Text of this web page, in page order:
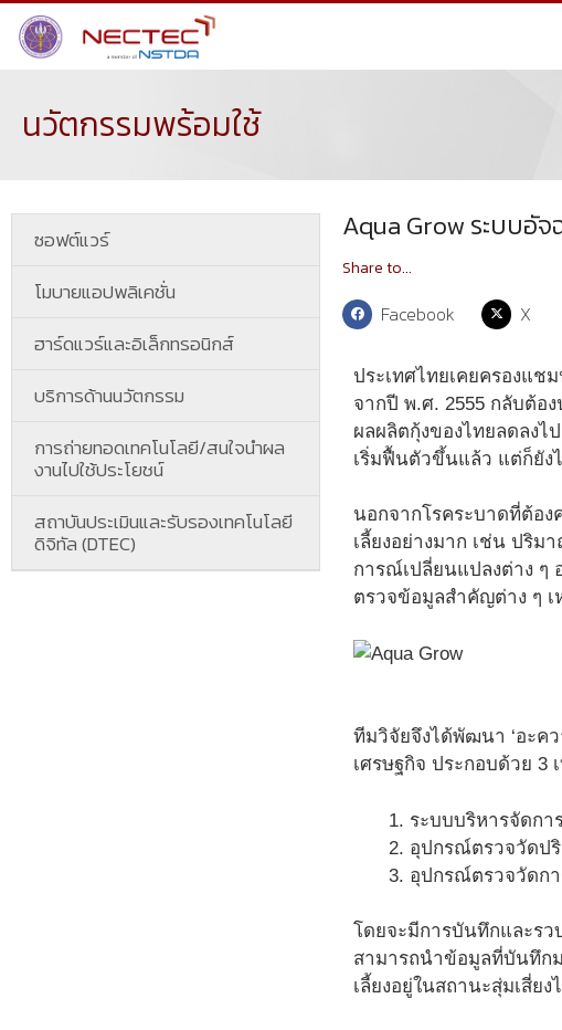
นวัตกรรมพร้อมใช้
ซอฟต์แวร์
โมบายแอปพลิเคชั่น
ฮาร์ดแวร์และอิเล็กทรอนิกส์
บริการด้านนวัตกรรม
การถ่ายทอดเทคโนโลยี/สนใจนำผล
งานไปใช้ประโยชน์
สถาบันประเมินและรับรองเทคโนโลยี
ดิจิทัล (DTEC)
Aqua Grow ระบบอั
Share to...
Facebook X
ประเทศไทยเคยครองแช
จากปี พ.ศ. 2555 กลับต้อ
ผลผลิตกุ้งของไทยลดลงไ
เริ่มฟื้นตัวขึ้นแล้ว แต่ก็ยัง
นอกจากโรคระบาดที่ต้อง
เลี้ยงอย่างมาก เช่น ปริ
การณ์เปลี่ยนแปลงต่าง ๆ
ตรวจข้อมูลสำคัญต่าง ๆ เ
ทีมวิจัยจึงได้พัฒนา ‘อะค
เศรษฐกิจ ประกอบด้วย 3
ระบบบริหารจัดก
อุปกรณ์ตรวจวัดป
อุปกรณ์ตรวจวัดกา
โดยจะมีการบันทึกและรว
สามารถนำข้อมูลที่บันทึกม
เลี้ยงอยู่ในสถานะสุ่มเสี่ยง